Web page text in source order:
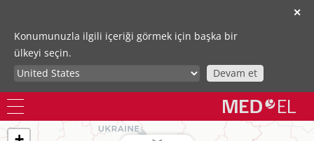
✕
Konumunuzla ilgili içeriği görmek için başka bir
ülkeyi seçin.
Devam et